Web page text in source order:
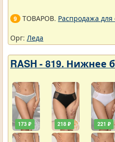
9 ТОВАРОВ. Распродажа
Орг: Леда
RASH - 819. Нижнее
173 ₽ 218 ₽ 221 ₽